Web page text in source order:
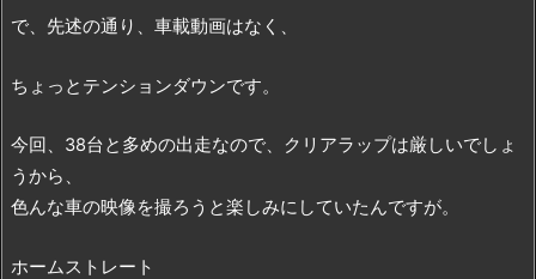
で、先述の通り、車載動画はなく、
ちょっとテンションダウンです。
今回、38台と多めの出走なので、クリアラップは厳しいでしょ
うから、
色んな車の映像を撮ろうと楽しみにしていたんですが。
ホームストレート